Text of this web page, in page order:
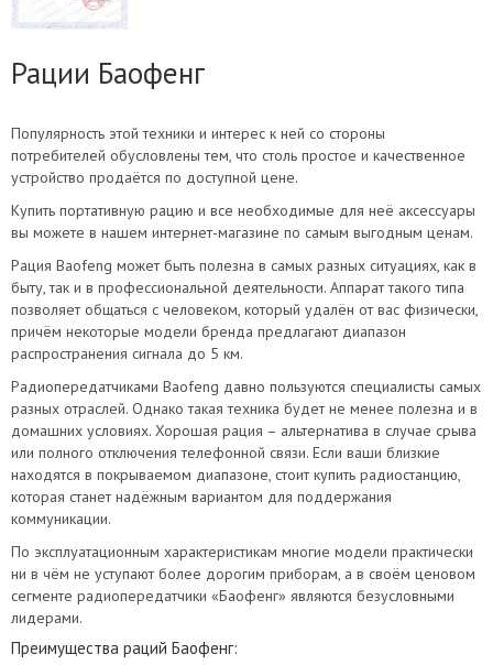
Рации Баофенг
Популярность этой техники и интерес к ней со стороны
потребителей обусловлены тем, что столь простое и качественное
устройство продаётся по доступной цене.
Купить портативную рацию и все необходимые для неё аксессуары
вы можете в нашем интернет-магазине по самым выгодным ценам.
Рация Baofeng может быть полезна в самых разных ситуациях, как в
быту, так и в профессиональной деятельности. Аппарат такого типа
позволяет общаться с человеком, который удалён от вас физически,
причём некоторые модели бренда предлагают диапазон
распространения сигнала до 5 км.
Радиопередатчиками Baofeng давно пользуются специалисты самых
разных отраслей. Однако такая техника будет не менее полезна и в
домашних условиях. Хорошая рация – альтернатива в случае срыва
или полного отключения телефонной связи. Если ваши близкие
находятся в покрываемом диапазоне, стоит купить радиостанцию,
которая станет надёжным вариантом для поддержания
коммуникации.
По эксплуатационным характеристикам многие модели практически
ни в чём не уступают более дорогим приборам, а в своём ценовом
сегменте радиопередатчики «Баофенг» являются безусловными
лидерами.
Преимущества раций Баофенг: